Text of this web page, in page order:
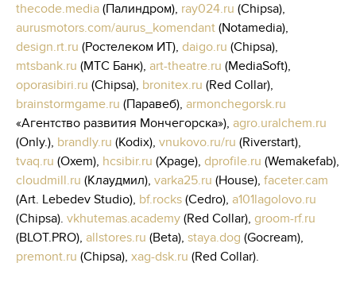
thecode.media (Палиндром), ray024.ru (Chipsa),
aurusmotors.com/aurus_komendant (Notamedia),
design.rt.ru (Ростелеком ИТ), daigo.ru (Chipsa),
mtsbank.ru (MТС Банк), art-theatre.ru (MediaSoft),
oporasibiri.ru (Chipsa), bronitex.ru (Red Collar),
brainstormgame.ru (Паравеб), armonchegorsk.ru
«Агентство развития Мончегорска»), agro.uralchem.ru
(Only.), brandly.ru (Kodix), vnukovo.ru/ru (Riverstart),
tvaq.ru (Oxem), hcsibir.ru (Xpage), dprofile.ru (Wemakefab),
cloudmill.ru (Клаудмил), varka25.ru (House), faceter.cam
(Art. Lebedev Studio), bf.rocks (Cedro), a101lagolovo.ru
(Chipsa). vkhutemas.academy (Red Collar), groom-rf.ru
(BLOT.PRO), allstores.ru (Beta), staya.dog (Gocream),
premont.ru (Chipsa), xag-dsk.ru (Red Collar).